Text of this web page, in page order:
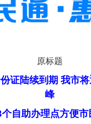
原标题
证陆续到期 我市
峰
自助办理点方便